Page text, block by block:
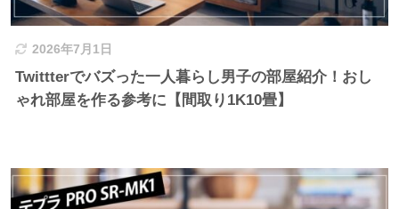
2026年7月1日
Twittterでバズった一人暮らし男子の部屋紹介！おし
ゃれ部屋を作る参考に【間取り1K10畳】